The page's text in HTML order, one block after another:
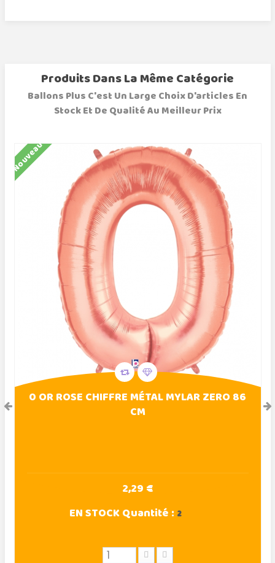
Produits Dans La Même Catégorie
Ballons Plus C'est Un Large Choix D'articles En
Stock Et De Qualité Au Meilleur Prix
Nouveau
0 OR ROSE CHIFFRE MÉTAL MYLAR ZERO 86
CM
2,29 €
EN STOCKQuantité : 2